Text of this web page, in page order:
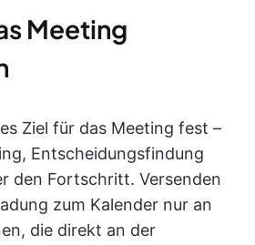
Meeting
Ziel für das Meeting fest –
Entscheidungsfindung
den Fortschritt. Versenden
zum Kalender nur an
die direkt an der